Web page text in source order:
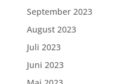
September 2023
August 2023
Juli 2023
Juni 2023